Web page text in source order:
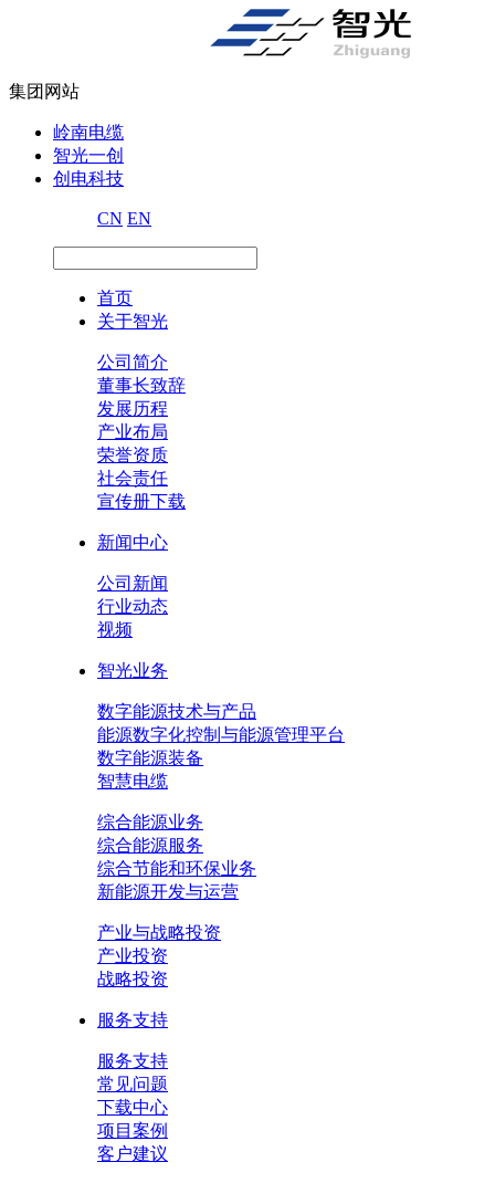
集团网站
岭南电缆
智光一创
创电科技
CN EN
首页
关于智光
公司简介
董事长致辞
发展历程
产业布局
荣誉资质
社会责任
宣传册下载
新闻中心
公司新闻
行业动态
视频
智光业务
数字能源技术与产品
能源数字化控制与能源管理平台
数字能源装备
智慧电缆
综合能源业务
综合能源服务
综合节能和环保业务
新能源开发与运营
产业与战略投资
产业投资
战略投资
服务支持
服务支持
常见问题
下载中心
项目案例
客户建议